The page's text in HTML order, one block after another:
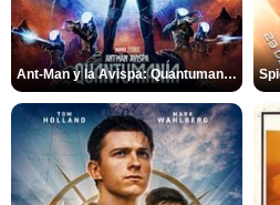
Ant-Man y la Avispa: Quantumanía Tráiler (2)